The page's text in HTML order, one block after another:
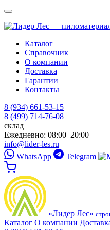
Каталог
Справочник
О компании
Доставка
Гарантии
Контакты
8 (934) 661-53-15
8 (499) 714-76-08
склад
Ежедневно: 08:00–20:00
info@lider-les.ru
WhatsApp
Telegram
«Лидер Лес»
Каталог О компании